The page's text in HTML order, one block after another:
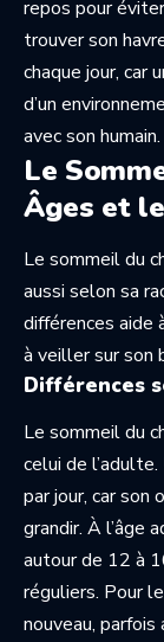
repos pour
trouver son
chaque jour, car
d’un
avec son humain.
Le
Âges et
Le sommeil du
aussi selon sa
différences aide
à veiller sur son
Différences
Le sommeil du
celui de
par jour, car son
grandir. À l’âge
autour de 12 à
réguliers. Pour
nouveau,